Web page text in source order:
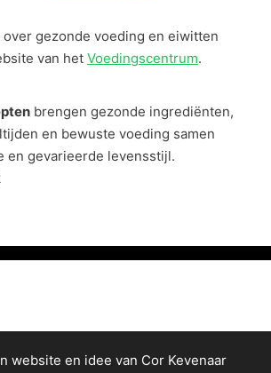
gezonde voeding en eiwitten
van het Voedingscentrum.
brengen gezonde ingrediënten,
en bewuste voeding samen
en gevarieerde levensstijl.
website en idee van Cor Kevenaar